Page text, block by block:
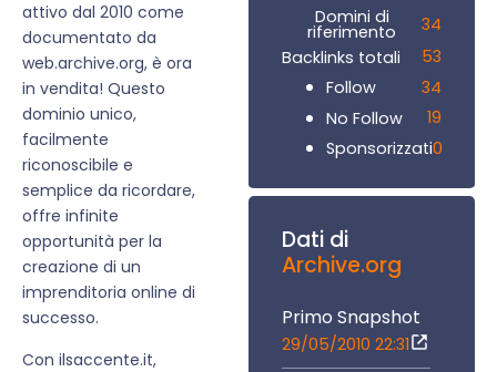
attivo dal 2010 come
documentato da
web.archive.org, è ora
in vendita! Questo
dominio unico,
facilmente
riconoscibile e
semplice da ricordare,
offre infinite
opportunità per la
creazione di un
imprenditoria online di
successo.
Con ilsaccente.it,
Domini di
riferimento
34
Backlinks totali
53
Follow
34
No Follow
19
Sponsorizzati0
Dati di
Archive.org
Primo Snapshot
29/05/2010 22:31